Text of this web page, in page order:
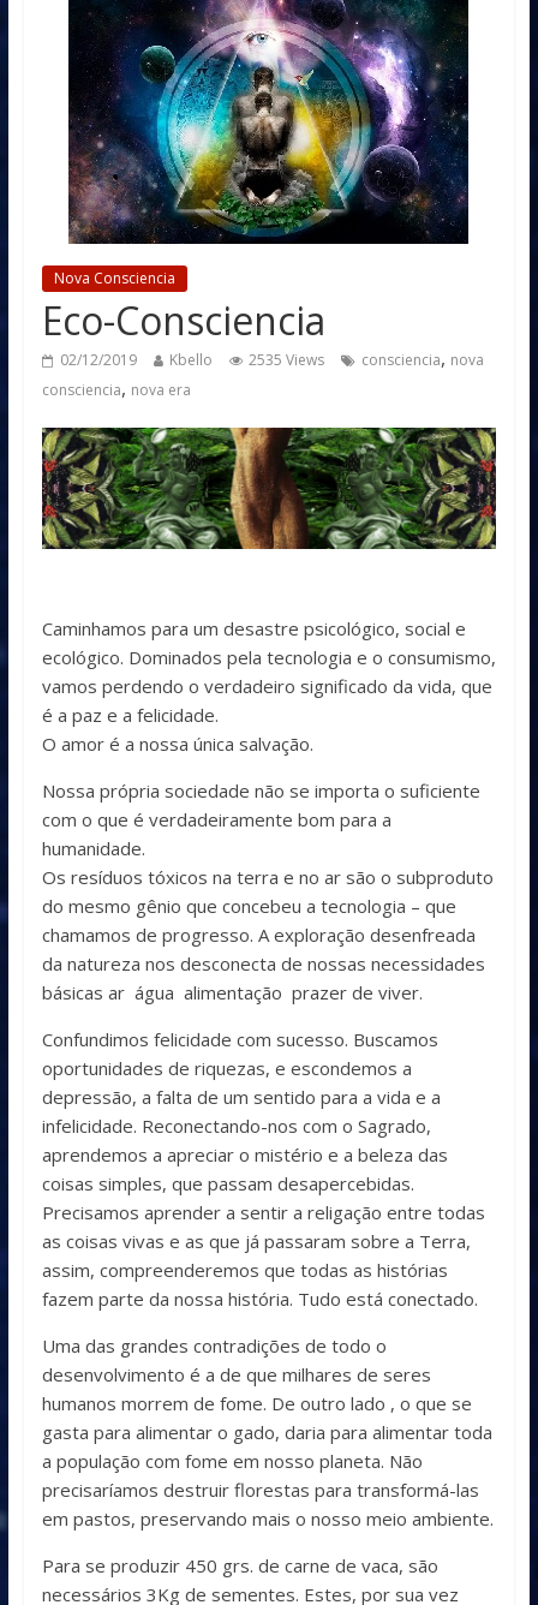
Nova Consciencia
Eco-Consciencia
02/12/2019 Kbello 2535 Views consciencia, nova
consciencia, nova era
Caminhamos para um desastre psicológico, social e
ecológico. Dominados pela tecnologia e o consumismo,
vamos perdendo o verdadeiro significado da vida, que
é a paz e a felicidade.
O amor é a nossa única salvação.
Nossa própria sociedade não se importa o suficiente
com o que é verdadeiramente bom para a
humanidade.
Os resíduos tóxicos na terra e no ar são o subproduto
do mesmo gênio que concebeu a tecnologia – que
chamamos de progresso. A exploração desenfreada
da natureza nos desconecta de nossas necessidades
básicas ar água alimentação prazer de viver.
Confundimos felicidade com sucesso. Buscamos
oportunidades de riquezas, e escondemos a
depressão, a falta de um sentido para a vida e a
infelicidade. Reconectando-nos com o Sagrado,
aprendemos a apreciar o mistério e a beleza das
coisas simples, que passam desapercebidas.
Precisamos aprender a sentir a religação entre todas
as coisas vivas e as que já passaram sobre a Terra,
assim, compreenderemos que todas as histórias
fazem parte da nossa história. Tudo está conectado.
Uma das grandes contradições de todo o
desenvolvimento é a de que milhares de seres
humanos morrem de fome. De outro lado , o que se
gasta para alimentar o gado, daria para alimentar toda
a população com fome em nosso planeta. Não
precisaríamos destruir florestas para transformá-las
em pastos, preservando mais o nosso meio ambiente.
Para se produzir 450 grs. de carne de vaca, são
necessários 3Kg de sementes. Estes, por sua vez